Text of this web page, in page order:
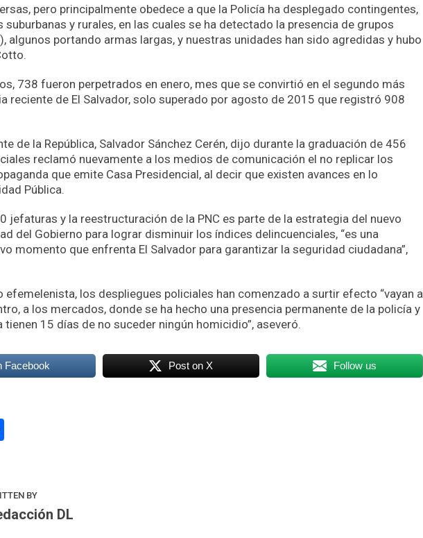
pero principalmente obedece a que la Policía ha desplegado contingentes,
y rurales, en las cuales se ha detectado la presencia de grupos
algunos portando armas largas, y nuestras unidades han sido agredidas y hubo
738 fueron perpetrados en enero, mes que se convirtió en el segundo más
reciente de El Salvador, solo superado por agosto de 2015 que registró 908
de la República, Salvador Sánchez Cerén, dijo durante la graduación de 456
reclamó nuevamente a los medios de comunicación el no replicar los
que emite Casa Presidencial, al decir que existen avances en lo
Pública.
jefaturas y la reestructuración de la PNC es parte de la estrategia del nuevo
del Gobierno para lograr disminuir los índices delincuenciales, “es una
momento que enfrenta El Salvador para garantizar la seguridad ciudadana”,
efemelenista, los despliegues policiales han comenzado a surtir efecto “vayan a
a los mercados, donde se ha hecho una presencia permanente de la policía y
tienen 15 días de no suceder ningún homicidio”, aseveró.
Facebook Post on X Follow us
BY
DL